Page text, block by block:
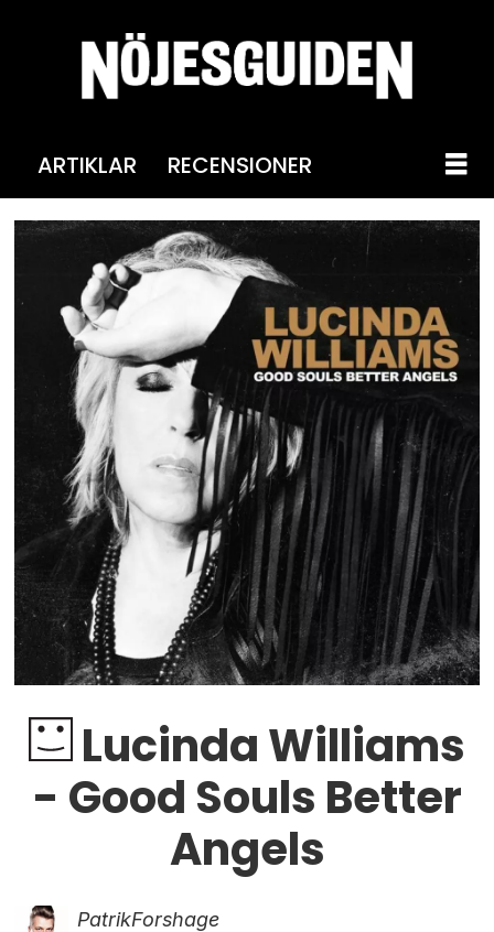
ARTIKLAR RECENSIONER
Lucinda Williams
- Good Souls Better
Angels
PatrikForshage